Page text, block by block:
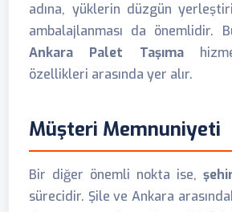
adına, yüklerin düzgün
ambalajlanması da önemlidir.
Ankara Palet Taşıma
özellikleri arasında yer alır.
Müşteri Memnuniyeti
Bir diğer önemli nokta ise,
sürecidir. Şile ve Ankara